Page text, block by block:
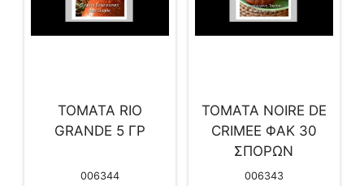
ΤΟΜΑΤΑ RIO
GRANDE 5 ΓΡ
006344
ΤΟΜΑΤΑ NOIRE DE
CRIMEE ΦΑΚ 30
ΣΠΟΡΩΝ
006343